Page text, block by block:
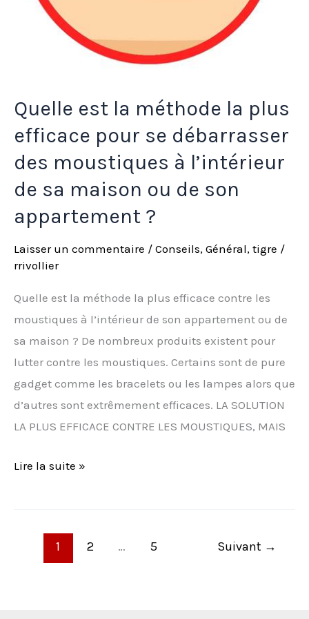
Quelle est la méthode la plus
efficace pour se débarrasser
des moustiques à l’intérieur
de sa maison ou de son
appartement ?
Laisser un commentaire / Conseils, Général, tigre /
rrivollier
Quelle est la méthode la plus efficace contre les
moustiques à l’intérieur de son appartement ou de
sa maison ? De nombreux produits existent pour
lutter contre les moustiques. Certains sont de pure
gadget comme les bracelets ou les lampes alors que
d’autres sont extrêmement efficaces. LA SOLUTION
LA PLUS EFFICACE CONTRE LES MOUSTIQUES, MAIS
moustiques
de
ou
de
son
?
Lire la suite »
1 2 … 5 Suivant →